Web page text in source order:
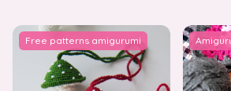
Free patterns amigurumi